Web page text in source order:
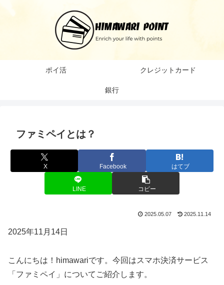
ポイ活 クレジットカード
銀行
ファミペイとは？
X Facebook はてブ
LINE コピー
2025.05.07 2025.11.14
2025年11月14日
こんにちは！himawariです。今回はスマホ決済サービス
「ファミペイ」についてご紹介します。